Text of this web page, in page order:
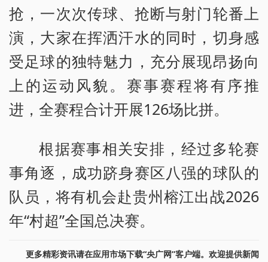
抢，一次次传球、抢断与射门轮番上
演，大家在挥洒汗水的同时，切身感
受足球的独特魅力，充分展现昂扬向
上的运动风貌。赛事赛程将有序推
进，全赛程合计开展126场比拼。
根据赛事相关安排，经过多轮赛
事角逐，成功跻身赛区八强的球队的
队员，将有机会赴贵州榕江出战2026
年“村超”全国总决赛。
更多精彩资讯请在应用市场下载“央广网”客户端。欢迎提供新闻